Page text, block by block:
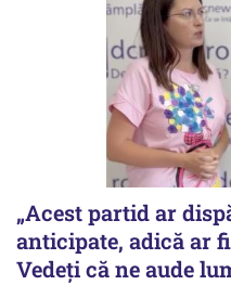
„Acest partid ar
anticipate, adică ar
Vedeți că ne aude